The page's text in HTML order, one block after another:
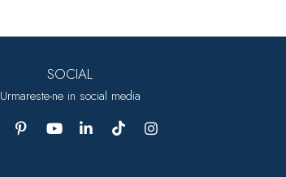
SOCIAL
Urmareste-ne in social media